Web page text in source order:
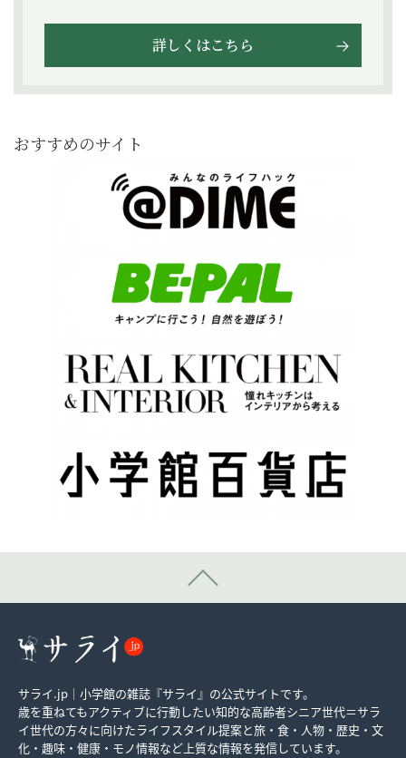
詳しくはこちら
おすすめのサイト
サライ.jp｜小学館の雑誌『サライ』の公式サイトです。
歳を重ねてもアクティブに行動したい知的な高齢者シニア世代＝サラ
イ世代の方々に向けたライフスタイル提案と旅・食・人物・歴史・文
化・趣味・健康・モノ情報など上質な情報を発信しています。